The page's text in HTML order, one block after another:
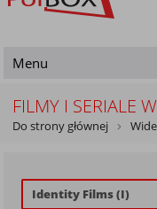
Menu
FILMY I SERIALE
Do strony głównej
Identity Films (I)